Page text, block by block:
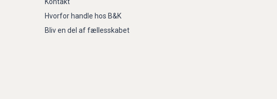
Hvorfor handle hos B&K
Bliv en del af fællesskabet